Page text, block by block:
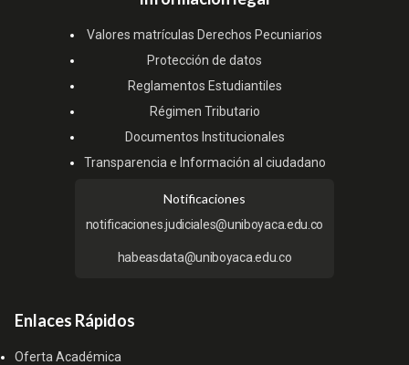
Valores matrículas Derechos Pecuniarios
Protección de datos
Reglamentos Estudiantiles
Régimen Tributario
Documentos Institucionales
Transparencia e Información al ciudadano
Notificaciones
notificaciones.judiciales@uniboyaca.edu.co
habeasdata@uniboyaca.edu.co
Enlaces Rápidos
Oferta Académica